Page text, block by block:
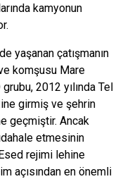
kamyonun
yaşanan çatışmanın
komşusu Mare
2012 yılında Tel
girmiş ve şehrin
geçmiştir. Ancak
etmesinin
rejimi lehine
açısından en önemli